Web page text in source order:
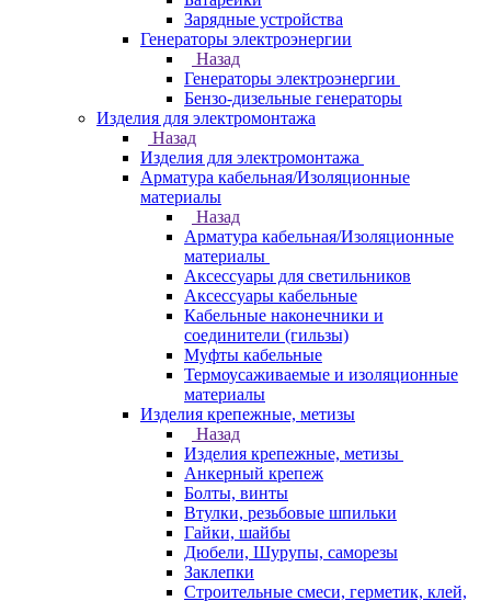
Зарядные устройства
Генераторы электроэнергии
Назад
Генераторы электроэнергии
Бензо-дизельные генераторы
Изделия для электромонтажа
Назад
Изделия для электромонтажа
Арматура кабельная/Изоляционные
материалы
Назад
Арматура кабельная/Изоляционные
материалы
Аксессуары для светильников
Аксессуары кабельные
Кабельные наконечники и
соединители (гильзы)
Муфты кабельные
Термоусаживаемые и изоляционные
материалы
Изделия крепежные, метизы
Назад
Изделия крепежные, метизы
Анкерный крепеж
Болты, винты
Втулки, резьбовые шпильки
Гайки, шайбы
Дюбели, Шурупы, саморезы
Заклепки
Строительные смеси, герметик, клей,